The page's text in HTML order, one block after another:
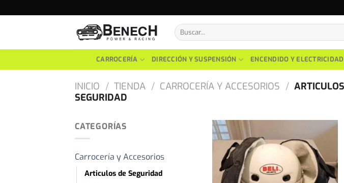
to
Buscar
por:
CARROCERÍA DIRECCIÓN Y SUSPENSIÓN ENCENDIDO Y ELECTRICIDAD
INICIO / TIENDA / CARROCERÍA Y ACCESORIOS /
SEGURIDAD
CATEGORÍAS
Carrocería y Accesorios
Articulos de Seguridad